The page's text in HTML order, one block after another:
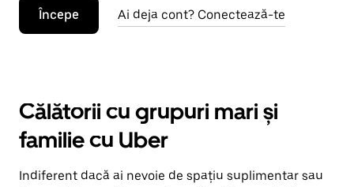
Începe Ai deja cont? Conectează-te
Călătorii cu grupuri mari și
familie cu Uber
Indiferent dacă ai nevoie de spațiu suplimentar sau